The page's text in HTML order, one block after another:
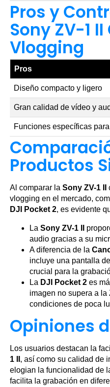
Pros y
Sony ZV-1
Vlogging
Pros
Diseño compacto y ligero
Gran calidad de vídeo y
Funciones específicas
Productos
Al comparar la Sony ZV-1 II
vlogging en el mercado,
DJI Pocket 2, es evidente
La Sony ZV-1 II
audio gracias a su
A diferencia de la
incluye una pantalla
crucial para la
La DJI Pocket 2 es
imagen no supera a la
condiciones de poca
Opiniones
Los usuarios destacan la
1 II , así como su calidad de
elogian la funcionalidad de
facilita la grabación en